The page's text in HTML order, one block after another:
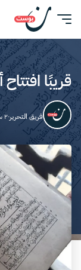
قريبًا
فريق التحرير٢٠ سبتمبر ٢٠١٦